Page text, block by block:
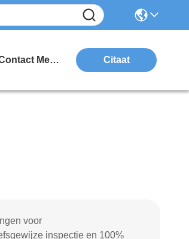
Neem Contact Met Ons Op Citaat
voor
inspectie en 100%